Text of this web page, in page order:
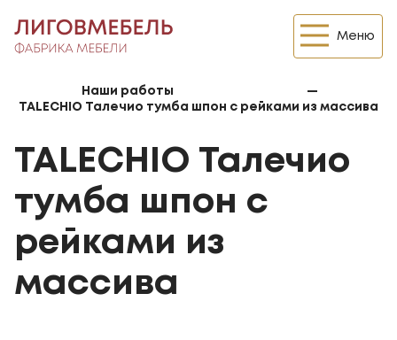
Меню
Наши работы
—
TALECHIO Талечио тумба шпон с рейками из массива
TALECHIO Талечио
тумба шпон с
рейками из
массива